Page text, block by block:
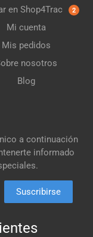
en Shop4Trac 2
Mi cuenta
Mis pedidos
nosotros
Blog
a continuación
informado
Suscribirse